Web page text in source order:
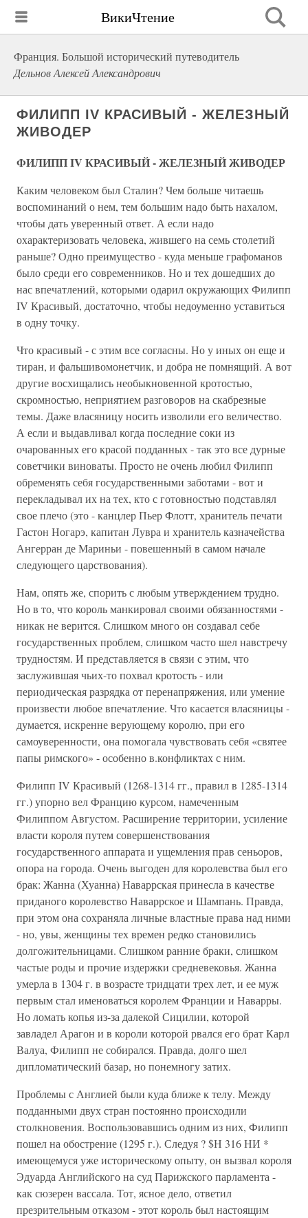
ВикиЧтение
Франция. Большой исторический путеводитель
Дельнов Алексей Александрович
ФИЛИПП IV КРАСИВЫЙ - ЖЕЛЕЗНЫЙ
ЖИВОДЕР
ФИЛИПП IV КРАСИВЫЙ - ЖЕЛЕЗНЫЙ ЖИВОДЕР
Каким человеком был Сталин? Чем больше читаешь
воспоминаний о нем, тем большим надо быть нахалом,
чтобы дать уверенный ответ. А если надо
охарактеризовать человека, жившего на семь столетий
раньше? Одно преимущество - куда меньше графоманов
было среди его современников. Но и тех дошедших до
нас впечатлений, которыми одарил окружающих Филипп
IV Красивый, достаточно, чтобы недоуменно уставиться
в одну точку.
Что красивый - с этим все согласны. Но у иных он еще и
тиран, и фальшивомонетчик, и добра не помнящий. А вот
другие восхищались необыкновенной кротостью,
скромностью, неприятием разговоров на скабрезные
темы. Даже власяницу носить изволили его величество.
А если и выдавливал когда последние соки из
очарованных его красой подданных - так это все дурные
советчики виноваты. Просто не очень любил Филипп
обременять себя государственными заботами - вот и
перекладывал их на тех, кто с готовностью подставлял
свое плечо (это - канцлер Пьер Флотт, хранитель печати
Гастон Ногарэ, капитан Лувра и хранитель казначейства
Ангерран де Мариньи - повешенный в самом начале
следующего царствования).
Нам, опять же, спорить с любым утверждением трудно.
Но в то, что король манкировал своими обязанностями -
никак не верится. Слишком много он создавал себе
государственных проблем, слишком часто шел навстречу
трудностям. И представляется в связи с этим, что
заслужившая чьих-то похвал кротость - или
периодическая разрядка от перенапряжения, или умение
произвести любое впечатление. Что касается власяницы -
думается, искренне верующему королю, при его
самоуверенности, она помогала чувствовать себя «святее
папы римского» - особенно в.конфликтах с ним.
Филипп IV Красивый (1268-1314 гг., правил в 1285-1314
гг.) упорно вел Францию курсом, намеченным
Филиппом Августом. Расширение территории, усиление
власти короля путем совершенствования
государственного аппарата и ущемления прав сеньоров,
опора на города. Очень выгоден для королевства был его
брак: Жанна (Хуанна) Наваррская принесла в качестве
приданого королевство Наваррское и Шампань. Правда,
при этом она сохраняла личные властные права над ними
- но, увы, женщины тех времен редко становились
долгожительницами. Слишком ранние браки, слишком
частые роды и прочие издержки средневековья. Жанна
умерла в 1304 г. в возрасте тридцати трех лет, и ее муж
первым стал именоваться королем Франции и Наварры.
Но ломать копья из-за далекой Сицилии, которой
завладел Арагон и в короли которой рвался его брат Карл
Валуа, Филипп не собирался. Правда, долго шел
дипломатический базар, но понемногу затих.
Проблемы с Англией были куда ближе к телу. Между
подданными двух стран постоянно происходили
столкновения. Воспользовавшись одним из них, Филипп
пошел на обострение (1295 г.). Следуя ? $Н 316 НИ *
имеющемуся уже историческому опыту, он вызвал короля
Эдуарда Английского на суд Парижского парламента -
как сюзерен вассала. Тот, ясное дело, ответил
презрительным отказом - этот король был настоящим